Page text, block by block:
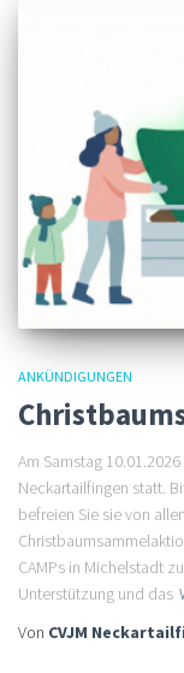
ANKÜNDIGUNGEN
Am Samstag
Neckartailfingen statt.
befreien Sie sie von
CAMPs in Michelstadt
Unterstützung und das
Von CVJM